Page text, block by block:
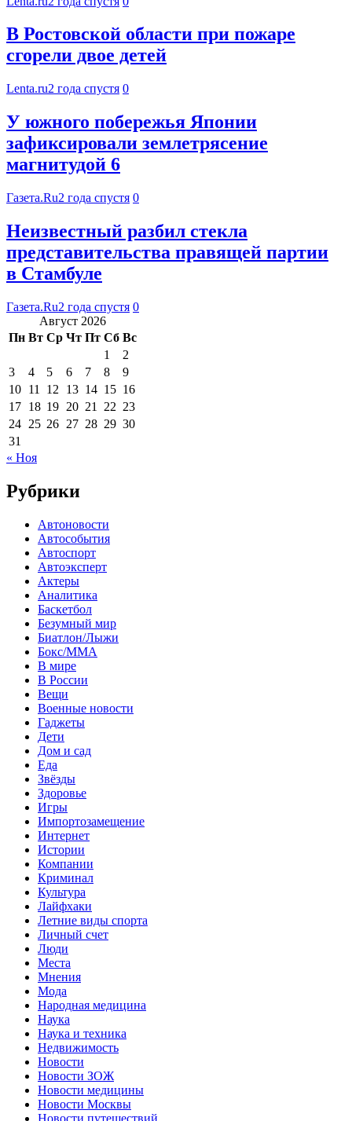
В Ростовской области при пожаре
сгорели двое детей
Lenta.ru2 года спустя 0
У южного побережья Японии
зафиксировали землетрясение
магнитудой 6
Газета.Ru2 года спустя 0
Неизвестный разбил стекла
представительства правящей партии
в Стамбуле
Газета.Ru2 года спустя 0
Август 2026
Пн Вт Ср Чт Пт Сб Вс
1
2
3
4 5 6 7 8
9
10 11 12 13 14 15 16
17 18 19 20 21 22 23
24 25 26 27 28 29 30
31
« Ноя
Рубрики
Автоновости
Автособытия
Автоспорт
Автоэксперт
Актеры
Аналитика
Баскетбол
Безумный мир
Биатлон/Лыжи
Бокс/MMA
В мире
В России
Вещи
Военные новости
Гаджеты
Дети
Дом и сад
Еда
Звёзды
Здоровье
Игры
Импортозамещение
Интернет
Истории
Компании
Криминал
Культура
Лайфхаки
Летние виды спорта
Личный счет
Люди
Места
Мнения
Мода
Народная медицина
Наука
Наука и техника
Недвижимость
Новости
Новости ЗОЖ
Новости медицины
Новости Москвы
Новости путешествий